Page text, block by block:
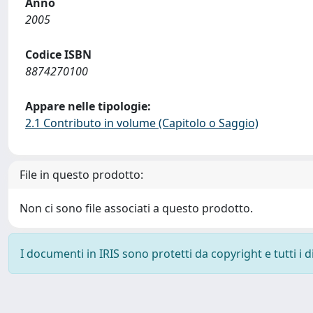
2005
Codice ISBN
8874270100
Appare nelle tipologie:
2.1 Contributo in volume (Capitolo o Saggio)
File in questo prodotto:
Non ci sono file associati a questo prodotto.
I documenti in IRIS sono protetti da copyright e tutti i